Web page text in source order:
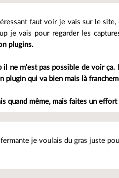
faut voir je vais sur le site,
je vais pour regarder les
plugins.
il ne m'est pas possible de voir
qui va bien mais là
quand même, mais faites un effort
je voulais du gras juste